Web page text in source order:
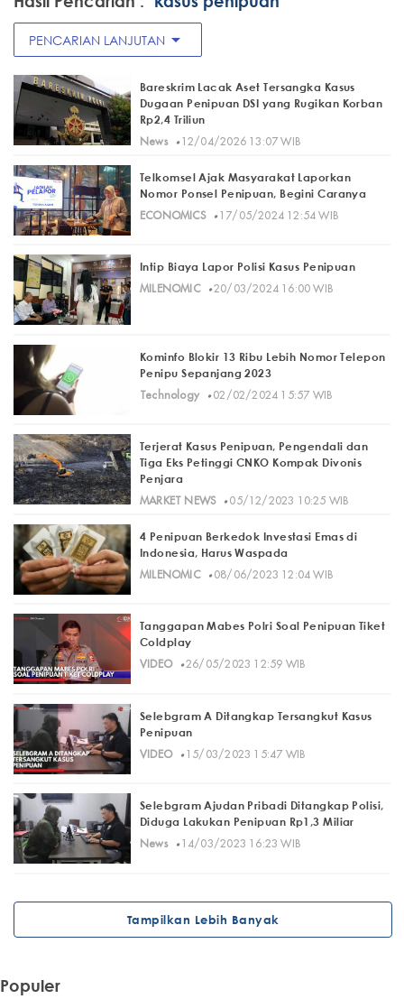
PENCARIAN LANJUTAN arrow_drop_down
Bareskrim Lacak Aset Tersangka Kasus
Dugaan Penipuan DSI yang Rugikan Korban
Rp2,4 Triliun
News· 12/04/2026 13:07 WIB
Telkomsel Ajak Masyarakat Laporkan
Nomor Ponsel Penipuan, Begini Caranya
ECONOMICS· 17/05/2024 12:54 WIB
Intip Biaya Lapor Polisi Kasus Penipuan
MILENOMIC· 20/03/2024 16:00 WIB
Kominfo Blokir 13 Ribu Lebih Nomor Telepon
Penipu Sepanjang 2023
Technology
· 02/02/2024 15:57 WIB
Terjerat Kasus Penipuan, Pengendali dan
Tiga Eks Petinggi CNKO Kompak Divonis
Penjara
MARKET NEWS· 05/12/2023 10:25 WIB
4 Penipuan Berkedok Investasi Emas di
Indonesia, Harus Waspada
MILENOMIC· 08/06/2023 12:04 WIB
Tanggapan Mabes Polri Soal Penipuan Tiket
Coldplay
VIDEO· 26/05/2023 12:59 WIB
Selebgram A Ditangkap Tersangkut Kasus
Penipuan
VIDEO· 15/03/2023 15:47 WIB
Selebgram Ajudan Pribadi Ditangkap Polisi,
Diduga Lakukan Penipuan Rp1,3 Miliar
News· 14/03/2023 16:23 WIB
Tampilkan Lebih Banyak
Populer